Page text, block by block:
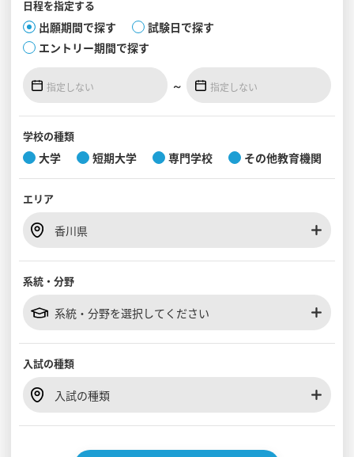
入試・受験入門
見学会WEB手引書
日程を指定する
出願期間で探す
試験日で探す
エントリー期間で探す
～
学校の種類
大学 短期大学 専門学校 その他教育機関
エリア
香川県
系統・分野
系統・分野を選択してください
入試の種類
入試の種類